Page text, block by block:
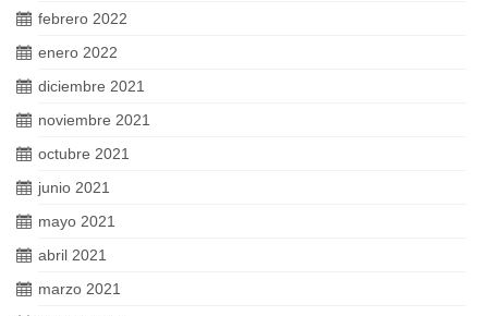
febrero 2022
enero 2022
diciembre 2021
noviembre 2021
octubre 2021
junio 2021
mayo 2021
abril 2021
marzo 2021